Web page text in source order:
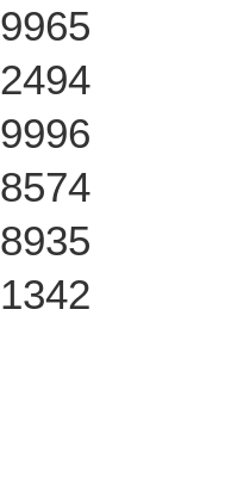
9965
2494
9996
8574
8935
1342